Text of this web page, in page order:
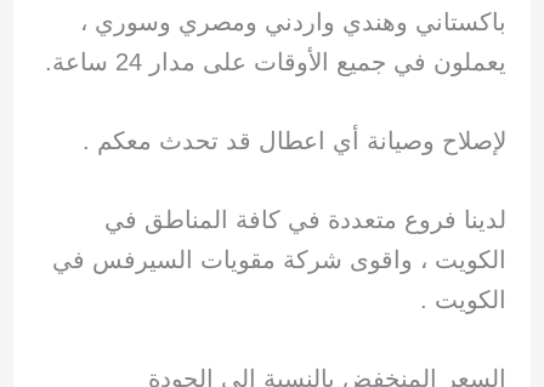
باكستاني وهندي واردني ومصري وسوري ،
يعملون في جميع الأوقات على مدار 24 ساعة.
لإصلاح وصيانة أي اعطال قد تحدث معكم .
لدينا فروع متعددة في كافة المناطق في
الكويت ، واقوى شركة مقويات السيرفس في
الكويت .
السعر المنخفض بالنسبة إلى الجودة